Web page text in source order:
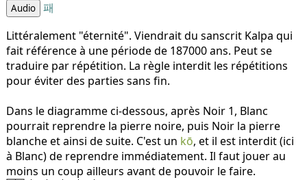
Audio
패
Littéralement "éternité". Viendrait du sanscrit Kalpa qui
fait référence à une période de 187000 ans. Peut se
traduire par répétition. La règle interdit les répétitions
pour éviter des parties sans fin.
Dans le diagramme ci-dessous, après Noir 1, Blanc
pourrait reprendre la pierre noire, puis Noir la pierre
blanche et ainsi de suite. C'est un kō, et il est interdit (ici
à Blanc) de reprendre immédiatement. Il faut jouer au
moins un coup ailleurs avant de pouvoir le faire.